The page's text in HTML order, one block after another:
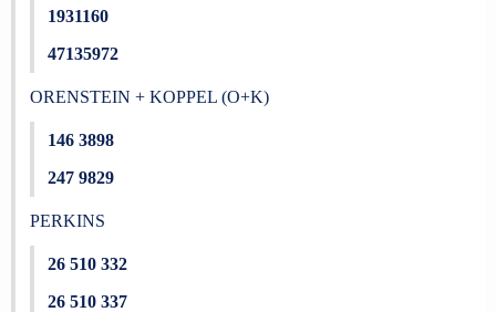
1931160
47135972
ORENSTEIN + KOPPEL (O+K)
146 3898
247 9829
PERKINS
26 510 332
26 510 337